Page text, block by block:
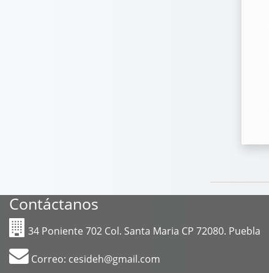
Contáctanos
34 Poniente 702 Col. Santa Maria CP 72080. Puebla
Correo: cesideh@gmail.com